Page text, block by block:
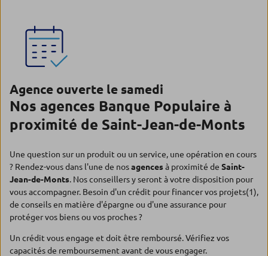
Agence ouverte le samedi
Nos agences Banque Populaire à
proximité de Saint-Jean-de-Monts
Une question sur un produit ou un service, une opération en cours
? Rendez-vous dans l'une de nosagencesà proximité de Saint-
Jean-de-Monts. Nos conseillers y seront à votre disposition pour
vous accompagner. Besoin d'un crédit pour financer vos projets(1),
de conseils en matière d'épargne ou d'une assurance pour
protéger vos biens ou vos proches ?
Un crédit vous engage et doit être remboursé. Vérifiez vos
capacités de remboursement avant de vous engager.